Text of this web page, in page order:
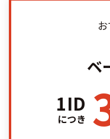
ベ
1ID
につき